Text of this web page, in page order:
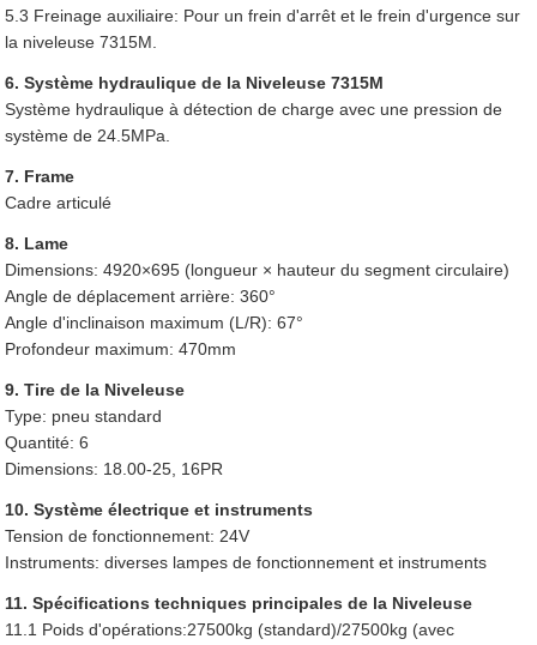
5.3 Freinage auxiliaire: Pour un frein d'arrêt et le frein d'urgence sur
la niveleuse 7315M.
6. Système hydraulique de la Niveleuse 7315M
Système hydraulique à détection de charge avec une pression de
système de 24.5MPa.
7. Frame
Cadre articulé
8. Lame
Dimensions: 4920×695 (longueur × hauteur du segment circulaire)
Angle de déplacement arrière: 360°
Angle d'inclinaison maximum (L/R): 67°
Profondeur maximum: 470mm
9. Tire de la Niveleuse
Type: pneu standard
Quantité: 6
Dimensions: 18.00-25, 16PR
10. Système électrique et instruments
Tension de fonctionnement: 24V
Instruments: diverses lampes de fonctionnement et instruments
11. Spécifications techniques principales de la Niveleuse
11.1 Poids d'opérations:27500kg (standard)/27500kg (avec